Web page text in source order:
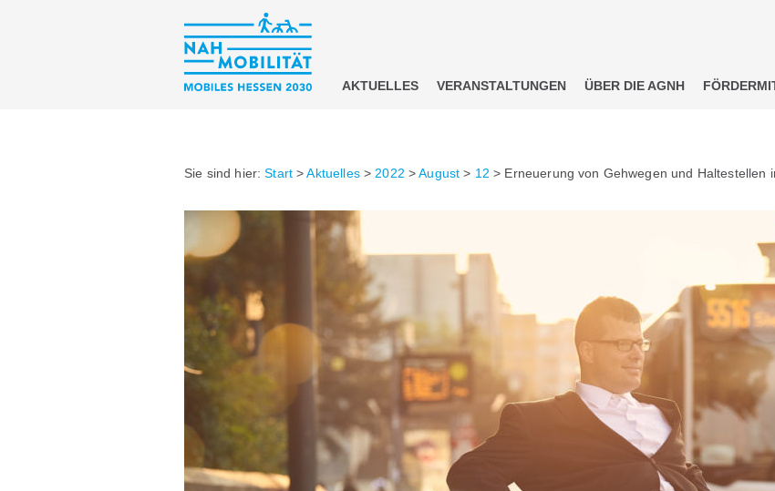
AKTUELLES VERANSTALTUNGEN ÜBER DIE AGNH
Sie sind hier:Start >Aktuelles> 2022 >August > 12 > Erneuerung von Gehwegen und Haltestellen